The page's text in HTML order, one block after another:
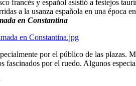
francés y español asistió a festejos
a la usanza española en una época
en Constantina
por el público de las plazas.
fascinados por el ruedo. Algunos